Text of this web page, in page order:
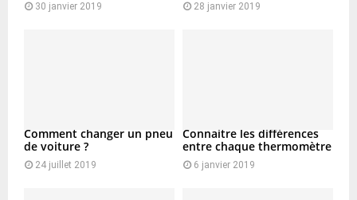
30 janvier 2019 28 janvier 2019
Comment changer un pneu
de voiture ?
24 juillet 2019
Connaitre les différences
entre chaque thermomètre
6 janvier 2019